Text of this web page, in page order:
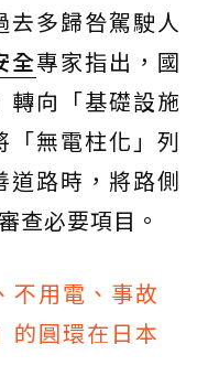
去多歸咎駕駛人
全專家指出，國
轉向「基礎設施
「無電柱化」列
道路時，將路側
查必要項目。
不用電、事故
的圓環在日本